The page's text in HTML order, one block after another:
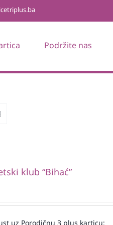
Podržite nas
klub “Bihać”
uz Porodičnu 3 plus karticu: